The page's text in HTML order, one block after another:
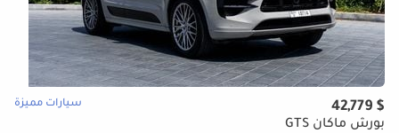
$ 42,779 سيارات مميزة
بورش ماكان GTS